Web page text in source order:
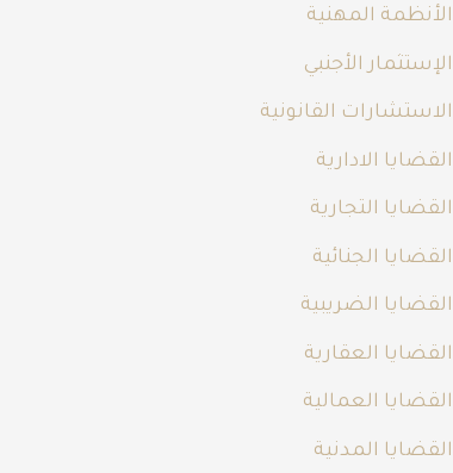
الأنظمة المهنية
الإستثمار الأجنبي
الاستشارات القانونية
القضايا الادارية
القضايا التجارية
القضايا الجنائية
القضايا الضريبية
القضايا العقارية
القضايا العمالية
القضايا المدنية